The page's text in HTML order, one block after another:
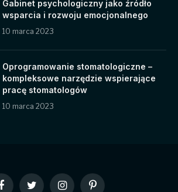
Gabinet psychologiczny jako źródło
wsparcia i rozwoju emocjonalnego
10 marca 2023
Oprogramowanie stomatologiczne –
kompleksowe narzędzie wspierające
pracę stomatologów
10 marca 2023
FacebookTwitter InstagramPinterest